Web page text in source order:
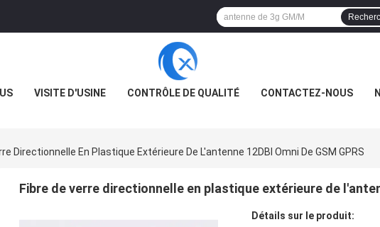
VISITE D'USINE CONTRÔLE DE QUALITÉ CONTACTEZ-NOUS
Directionnelle En Plastique Extérieure De L'antenne 12DBI Omni De GSM GPRS
Fibre de verre directionnelle en plastique extérieure de
Détails sur le produit: